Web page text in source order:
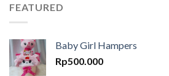
FEATURED
Baby Girl Hampers
Rp500.000